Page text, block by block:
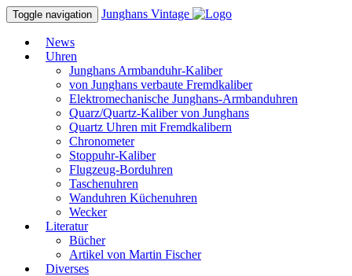
Toggle navigation Junghans Vintage
News
Uhren
Junghans Armbanduhr-Kaliber
von Junghans verbaute Fremdkaliber
Elektromechanische Junghans-Armbanduhren
Quarz/Quartz-Kaliber von Junghans
Quartz Uhren mit Fremdkalibern
Chronometer
Stoppuhr-Kaliber
Flugzeug-Borduhren
Taschenuhren
Wanduhren Küchenuhren
Wecker
Literatur
Bücher
Artikel von Martin Fischer
Diverses